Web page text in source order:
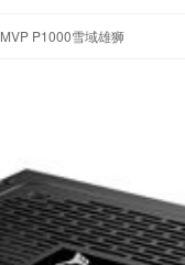
MVP P1000雪域雄狮